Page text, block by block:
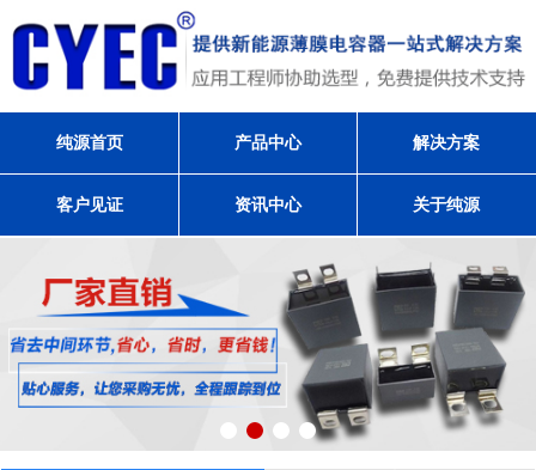
纯源首页 产品中心 解决方案
客户见证 资讯中心 关于纯源